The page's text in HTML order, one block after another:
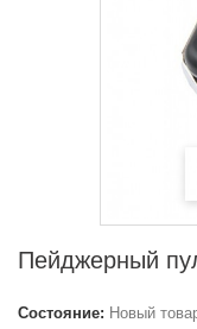
Пейджерный
Состояние: Новый